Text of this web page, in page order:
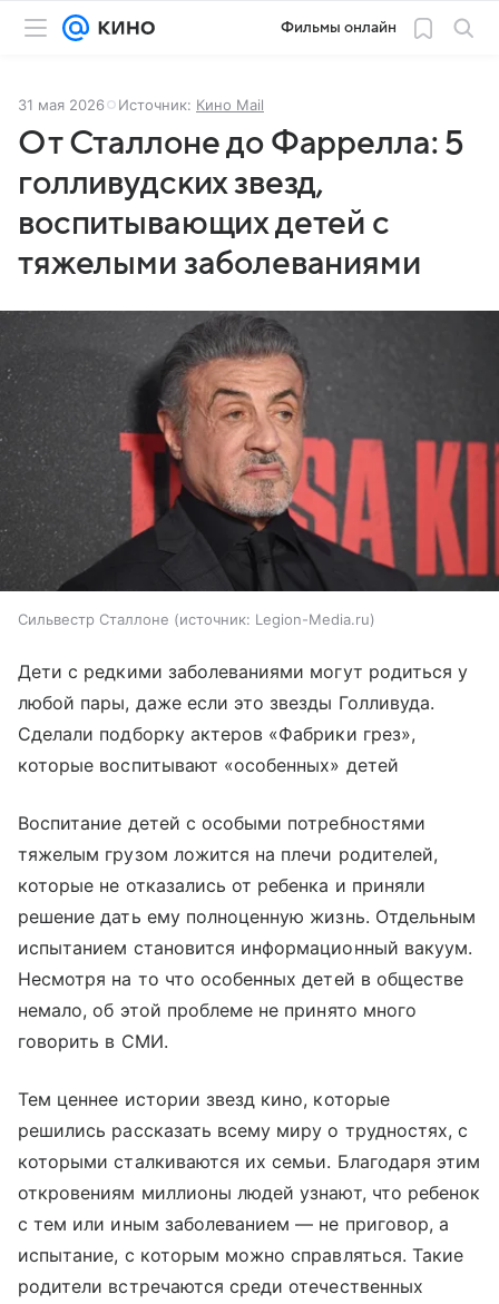
Фильмы онлайн
31 мая 2026 Источник: Кино Mail
От Сталлоне до Фаррелла: 5
голливудских звезд,
воспитывающих детей с
тяжелыми заболеваниями
Сильвестр Сталлоне источник: Legion-Media.ru
Дети с редкими заболеваниями могут родиться у
любой пары, даже если это звезды Голливуда.
Сделали подборку актеров «Фабрики грез»,
которые воспитывают «особенных» детей
Воспитание детей с особыми потребностями
тяжелым грузом ложится на плечи родителей,
которые не отказались от ребенка и приняли
решение дать ему полноценную жизнь. Отдельным
испытанием становится информационный вакуум.
Несмотря на то что особенных детей в обществе
немало, об этой проблеме не принято много
говорить в СМИ.
Тем ценнее истории звезд кино, которые
решились рассказать всему миру о трудностях, с
которыми сталкиваются их семьи. Благодаря этим
откровениям миллионы людей узнают, что ребенок
с тем или иным заболеванием — не приговор, а
испытание, с которым можно справляться. Такие
родители встречаются среди отечественных